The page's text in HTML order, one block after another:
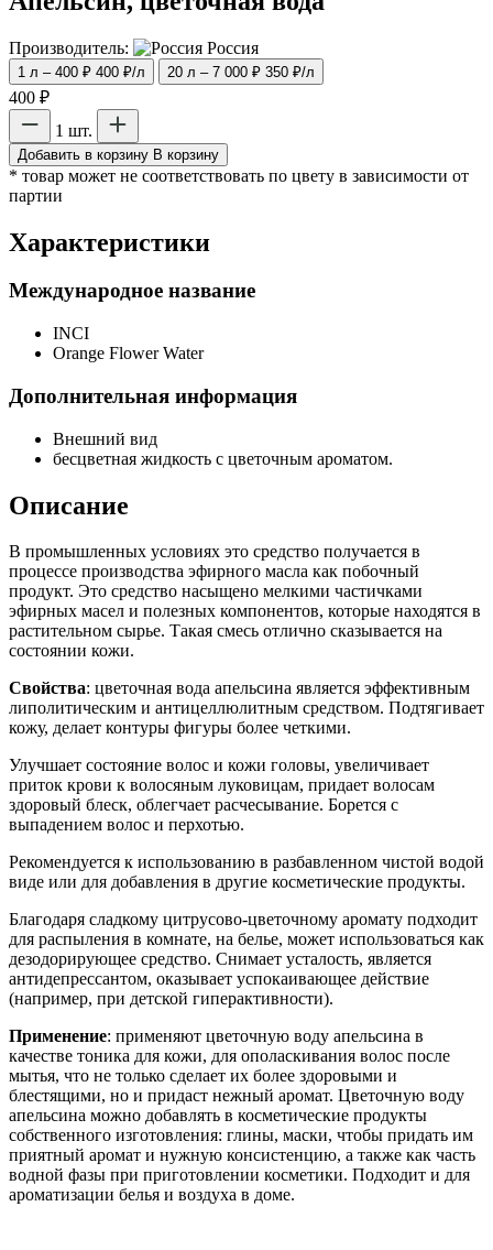
Производитель: Россия
1 л – 400 ₽ 400 ₽/л 20 л – 7 000 ₽ 350 ₽/л
400 ₽
1 шт.
Добавить в корзину В корзину
* товар может не соответствовать по цвету в зависимости от
партии
Характеристики
Международное название
INCI
Orange Flower Water
Дополнительная информация
Внешний вид
бесцветная жидкость с цветочным ароматом.
Описание
В промышленных условиях это средство получается в
процессе производства эфирного масла как побочный
продукт. Это средство насыщено мелкими частичками
эфирных масел и полезных компонентов, которые находятся в
растительном сырье. Такая смесь отлично сказывается на
состоянии кожи.
Свойства: цветочная вода апельсина является эффективным
липолитическим и антицеллюлитным средством. Подтягивает
кожу, делает контуры фигуры более четкими.
Улучшает состояние волос и кожи головы, увеличивает
приток крови к волосяным луковицам, придает волосам
здоровый блеск, облегчает расчесывание. Борется с
выпадением волос и перхотью.
Рекомендуется к использованию в разбавленном чистой водой
виде или для добавления в другие косметические продукты.
Благодаря сладкому цитрусово-цветочному аромату подходит
для распыления в комнате, на белье, может использоваться как
дезодорирующее средство. Снимает усталость, является
антидепрессантом, оказывает успокаивающее действие
(например, при детской гиперактивности).
Применение: применяют цветочную воду апельсина в
качестве тоника для кожи, для ополаскивания волос после
мытья, что не только сделает их более здоровыми и
блестящими, но и придаст нежный аромат. Цветочную воду
апельсина можно добавлять в косметические продукты
собственного изготовления: глины, маски, чтобы придать им
приятный аромат и нужную консистенцию, а также как часть
водной фазы при приготовлении косметики. Подходит и для
ароматизации белья и воздуха в доме.